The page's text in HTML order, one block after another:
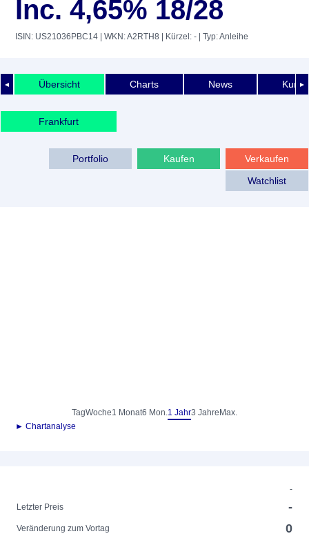
Inc. 4,65% 18/28
ISIN: US21036PBC14 | WKN: A2RTH8 | Kürzel: - | Typ: Anleihe
◄ ►
Übersicht Charts News
Frankfurt
Verkaufen
Kaufen
Portfolio
Watchlist
TagWoche1 Monat6 Mon.1 Jahr3 Jahre Max.
► Chartanalyse
-
Letzter Preis
-
Veränderung zum Vortag 0